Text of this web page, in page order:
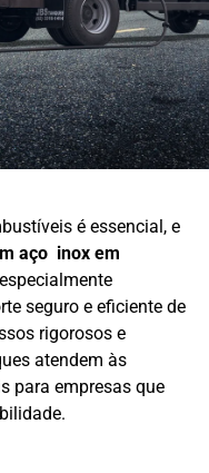
é essencial, e
aço inox em
seguro e eficiente de
rigorosos e
atendem às
para empresas que